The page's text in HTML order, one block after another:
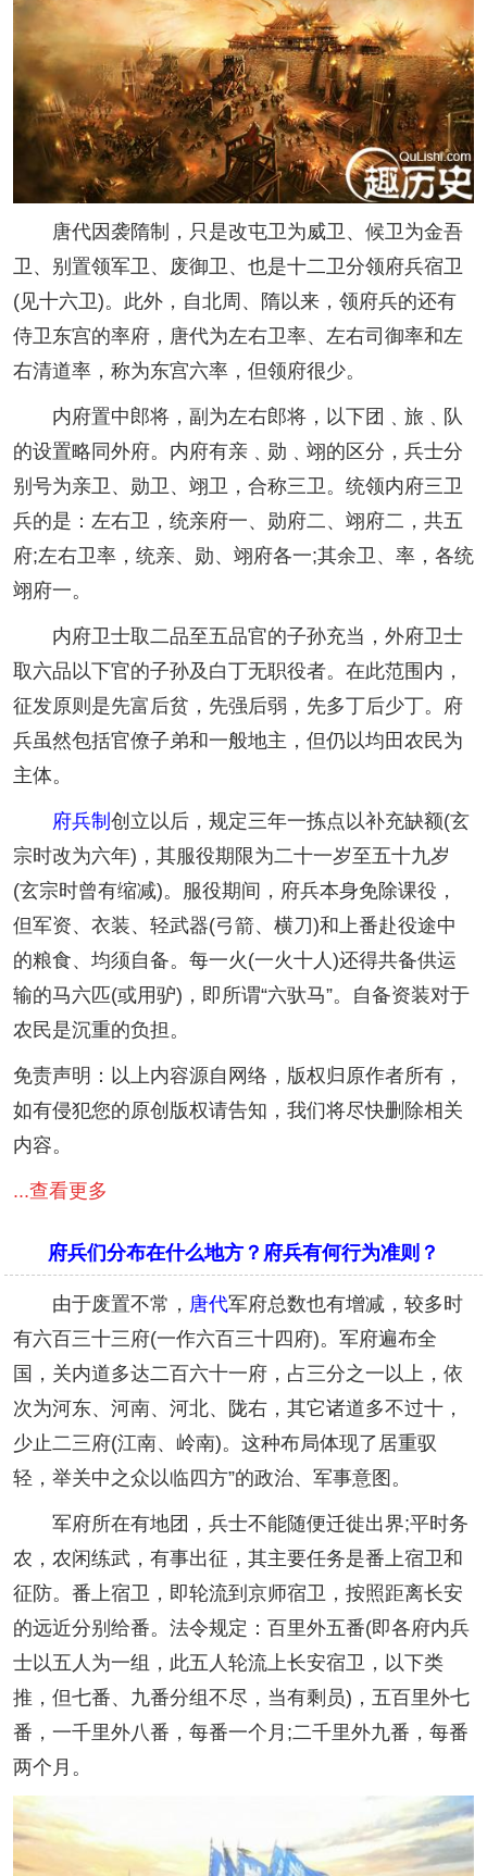
唐代因袭隋制，只是改屯卫为威卫、候卫为金吾
卫、别置领军卫、废御卫、也是十二卫分领府兵宿卫
(见十六卫)。此外，自北周、隋以来，领府兵的还有
侍卫东宫的率府，唐代为左右卫率、左右司御率和左
右清道率，称为东宫六率，但领府很少。
内府置中郎将，副为左右郎将，以下团﹑旅﹑队
的设置略同外府。内府有亲﹑勋﹑翊的区分，兵士分
别号为亲卫、勋卫、翊卫，合称三卫。统领内府三卫
兵的是：左右卫，统亲府一、勋府二、翊府二，共五
府;左右卫率，统亲、勋、翊府各一;其余卫、率，各统
翊府一。
内府卫士取二品至五品官的子孙充当，外府卫士
取六品以下官的子孙及白丁无职役者。在此范围内，
征发原则是先富后贫，先强后弱，先多丁后少丁。府
兵虽然包括官僚子弟和一般地主，但仍以均田农民为
主体。
府兵制 创立以后，规定三年一拣点以补充缺额(玄
宗时改为六年)，其服役期限为二十一岁至五十九岁
(玄宗时曾有缩减)。服役期间，府兵本身免除课役，
但军资、衣装、轻武器(弓箭、横刀)和上番赴役途中
的粮食、均须自备。每一火(一火十人)还得共备供运
输的马六匹(或用驴)，即所谓“六驮马”。自备资装对于
农民是沉重的负担。
免责声明：以上内容源自网络，版权归原作者所有，
如有侵犯您的原创版权请告知，我们将尽快删除相关
内容。
...查看更多
府兵们分布在什么地方？府兵有何行为准则？
由于废置不常， 唐代军府总数也有增减，较多时
有六百三十三府(一作六百三十四府)。军府遍布全
国，关内道多达二百六十一府，占三分之一以上，依
次为河东、河南、河北、陇右，其它诸道多不过十，
少止二三府(江南、岭南)。这种布局体现了居重驭
轻，举关中之众以临四方”的政治、军事意图。
军府所在有地团，兵士不能随便迁徙出界;平时务
农，农闲练武，有事出征，其主要任务是番上宿卫和
征防。番上宿卫，即轮流到京师宿卫，按照距离长安
的远近分别给番。法令规定：百里外五番(即各府内兵
士以五人为一组，此五人轮流上长安宿卫，以下类
推，但七番、九番分组不尽，当有剩员)，五百里外七
番，一千里外八番，每番一个月;二千里外九番，每番
两个月。